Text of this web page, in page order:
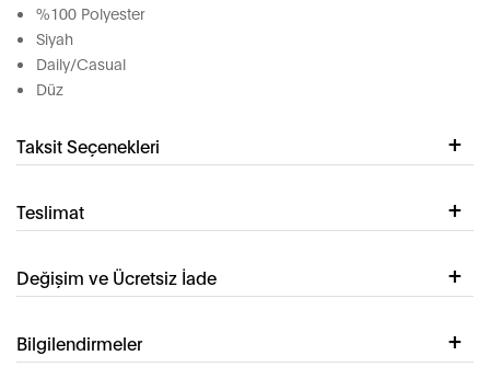
%100 Polyester
Siyah
Daily/Casual
Düz
Taksit Seçenekleri
Teslimat
Değişim ve Ücretsiz İade
Bilgilendirmeler